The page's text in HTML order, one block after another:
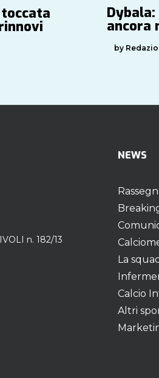
ancora
by
n. 182/13
NEWS
La
Calcio
Altri